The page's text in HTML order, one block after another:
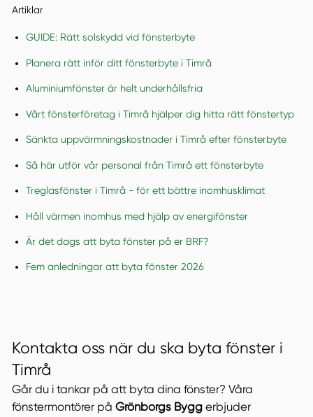
Artiklar
GUIDE: Rätt solskydd vid fönsterbyte
Planera rätt inför ditt fönsterbyte i Timrå
Aluminiumfönster är helt underhållsfria
Vårt fönsterföretag i Timrå hjälper dig hitta rätt fönstertyp
Sänkta uppvärmningskostnader i Timrå efter fönsterbyte
Så här utför vår personal från Timrå ett fönsterbyte
Treglasfönster i Timrå - för ett bättre inomhusklimat
Håll värmen inomhus med hjälp av energifönster
Är det dags att byta fönster på er BRF?
Fem anledningar att byta fönster 2026
Kontakta oss när du ska byta fönster i
Timrå
Går du i tankar på att byta dina fönster? Våra
fönstermontörer på Grönborgs Byggerbjuder